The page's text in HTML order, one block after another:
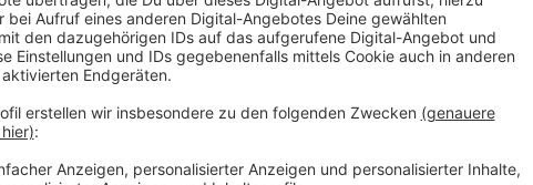
dieses Protein geimpft wird, ist auch Schluss
entwickeln durch eine Impfung Antikörper, die
Auf diese Weise sollen die Symptome beim